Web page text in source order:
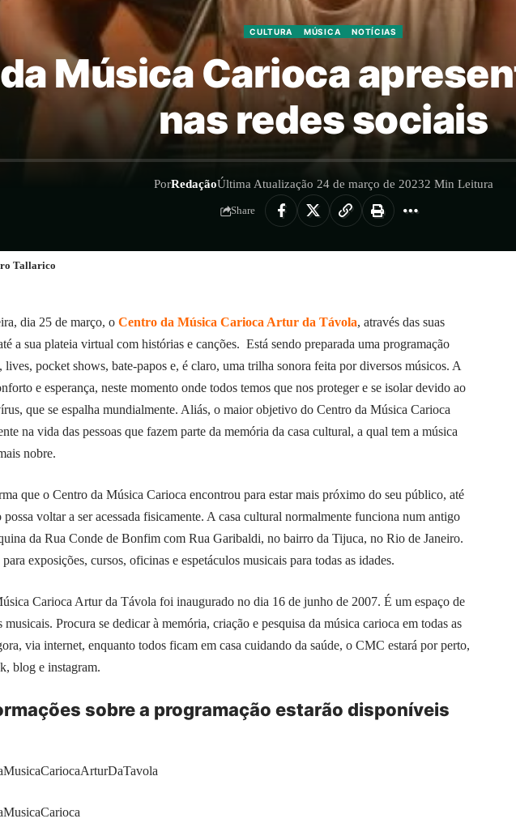
CULTURA MÚSICA NOTÍCIAS
Música Carioca
nas redes sociais
PorRedaçãoÚltima Atualização 24 de março de 20232 Min Leitura
Share
Tallarico
dia 25 de março, o Centro da Música Carioca Artur da Távola, através das suas
a sua plateia virtual com histórias e canções. Está sendo preparada uma programação
lives, pocket shows, bate-papos e, é claro, uma trilha sonora feita por diversos músicos. A
e esperança, neste momento onde todos temos que nos proteger e se isolar devido ao
que se espalha mundialmente. Aliás, o maior objetivo do Centro da Música Carioca
na vida das pessoas que fazem parte da memória da casa cultural, a qual tem a música
nobre.
que o Centro da Música Carioca encontrou para estar mais próximo do seu público, até
possa voltar a ser acessada fisicamente. A casa cultural normalmente funciona num antigo
da Rua Conde de Bonfim com Rua Garibaldi, no bairro da Tijuca, no Rio de Janeiro.
exposições, cursos, oficinas e espetáculos musicais para todas as idades.
Carioca Artur da Távola foi inaugurado no dia 16 de junho de 2007. É um espaço de
Procura se dedicar à memória, criação e pesquisa da música carioca em todas as
via internet, enquanto todos ficam em casa cuidando da saúde, o CMC estará por perto,
blog e instagram.
sobre a programação estarão disponíveis